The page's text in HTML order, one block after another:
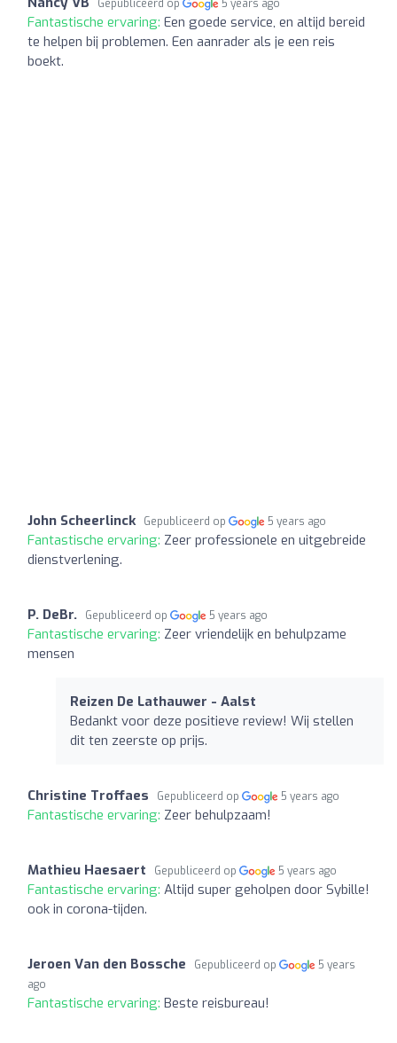
Gepubliceerd op 5 years ago
Fantastische ervaring: Een goede service, en altijd bereid
te helpen bij problemen. Een aanrader als je een reis
boekt.
John Scheerlinck Gepubliceerd op 5 years ago
Fantastische ervaring: Zeer professionele en uitgebreide
dienstverlening.
P. DeBr. Gepubliceerd op 5 years ago
Fantastische ervaring: Zeer vriendelijk en behulpzame
mensen
Reizen De Lathauwer - Aalst
Bedankt voor deze positieve review! Wij stellen
dit ten zeerste op prijs.
Christine Troffaes Gepubliceerd op 5 years ago
Fantastische ervaring: Zeer behulpzaam!
Mathieu Haesaert Gepubliceerd op 5 years ago
Fantastische ervaring: Altijd super geholpen door Sybille!
ook in corona-tijden.
Jeroen Van den Bossche Gepubliceerd op
5 years
ago
Fantastische ervaring: Beste reisbureau!